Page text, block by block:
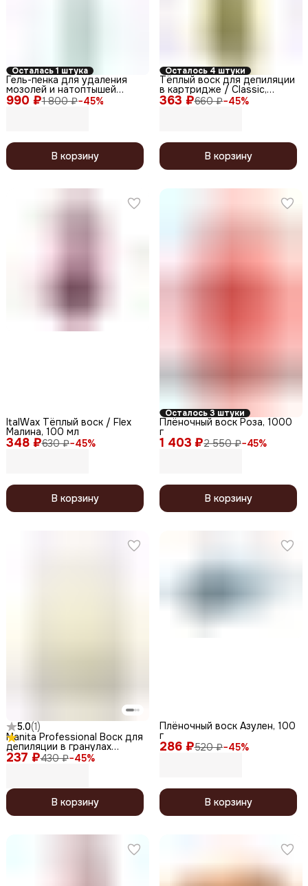
Осталась 1 штука
990 ₽1 800 ₽−45%
Гель-пенка для удаления
мозолей и натоптышей
Liquid Peel-Foam
В корзину
Осталось 4 штуки
363 ₽660 ₽−45%
Тёплый воск для депиляции
в картридже / Classic,
Банан, 100 мл
В корзину
348 ₽630 ₽−45%
ItalWax Тёплый воск / Flex
Малина, 100 мл
В корзину
Осталось 3 штуки
1 403 ₽2 550 ₽−45%
Плёночный воск Роза, 1000
г
В корзину
5.0(1)
237 ₽430 ₽−45%
Manita Professional Воск для
депиляции в гранулах
синтетический, белый
шоколад, 100 г
В корзину
286 ₽520 ₽−45%
Плёночный воск Азулен, 100
г
В корзину